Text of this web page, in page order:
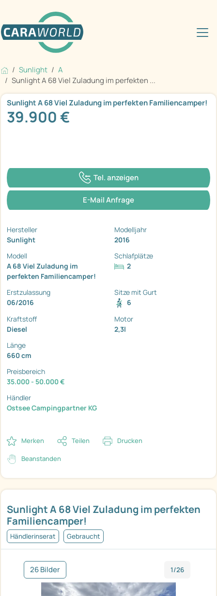
Sunlight
A
Sunlight A 68 Viel Zuladung im perfekten ...
Sunlight A 68 Viel Zuladung im perfekten
Familiencamper!
Händlerinserat Gebraucht
26 Bilder 1/26
Sunlight A 68 Viel Zuladung im perfekten Familiencamper!
39.900 €
Tel. anzeigen
E-Mail Anfrage
Hersteller
Sunlight
Modelljahr
2016
Modell
A 68 Viel Zuladung im
perfekten Familiencamper!
Schlafplätze
2
Erstzulassung
06/2016
Sitze mit Gurt
6
Kraftstoff
Diesel
Motor
2,3l
Länge
660 cm
Preisbereich
35.000 - 50.000 €
Händler
Ostsee Campingpartner KG
Merken Teilen Drucken
Beanstanden